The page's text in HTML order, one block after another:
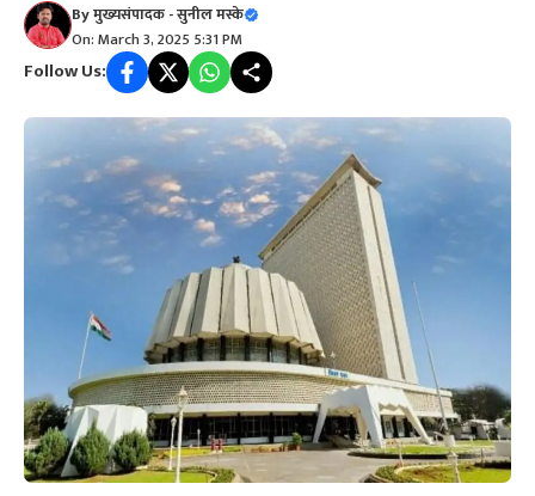
Byमुख्यसंपादक - सुनील मस्के
On: March 3, 2025 5:31 PM
Follow Us: